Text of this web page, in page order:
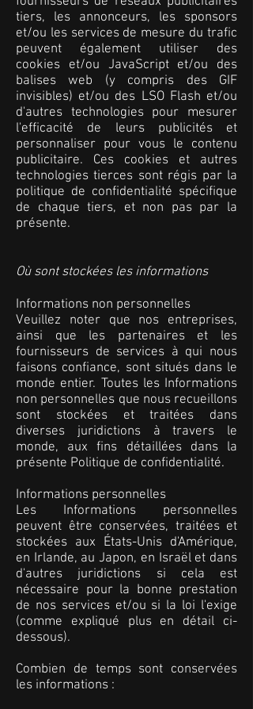
tiers, les annonceurs, les sponsors
et/ou les services de mesure du trafic
peuvent également utiliser des
cookies et/ou JavaScript et/ou des
balises web (y compris des GIF
invisibles) et/ou des LSO Flash et/ou
d'autres technologies pour mesurer
l'efficacité de leurs publicités et
personnaliser pour vous le contenu
publicitaire. Ces cookies et autres
technologies tierces sont régis par la
politique de confidentialité spécifique
de chaque tiers, et non pas par la
présente.
Où sont stockées les informations
Informations non personnelles
Veuillez noter que nos entreprises,
ainsi que les partenaires et les
fournisseurs de services à qui nous
faisons confiance, sont situés dans le
monde entier. Toutes les Informations
non personnelles que nous recueillons
sont stockées et traitées dans
diverses juridictions à travers le
monde, aux fins détaillées dans la
présente Politique de confidentialité.
Informations personnelles
Les Informations personnelles
peuvent être conservées, traitées et
stockées aux États-Unis d'Amérique,
en Irlande, au Japon, en Israël et dans
d'autres juridictions si cela est
nécessaire pour la bonne prestation
de nos services et/ou si la loi l'exige
(comme expliqué plus en détail ci-
dessous).
Combien de temps sont conservées
les informations :